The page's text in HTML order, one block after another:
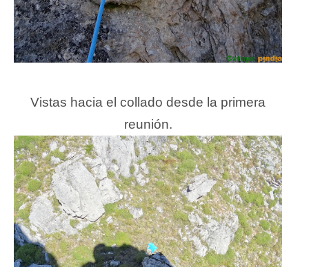
Vistas hacia el collado desde la primera
reunión.